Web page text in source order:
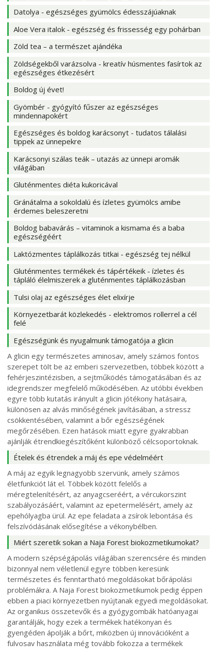
Datolya - egészséges gyümölcs édesszájúaknak
Aloe Vera italok - egészség és frissesség egy pohárban
Zöld tea – a természet ajándéka
Zöldségekből varázsolva - kreatív húsmentes fasírtok az
egészséges étkezésért
Boldog új évet!
Gyömbér - gyógyító fűszer az egészséges
mindennapokért
Egészséges és boldog karácsonyt - tudatos tálalási
tippek az ünnepekre
Karácsonyi szálas teák – utazás az ünnepi aromák
világában
Gluténmentes diéta kukoricával
Gránátalma a sokoldalú és ízletes gyümölcs amibe
érdemes beleszeretni
Boldog babavárás – vitaminok a kismama és a baba
egészségéért
Laktózmentes táplálkozás titkai - egészség tej nélkül
Gluténmentes termékek és tápértékeik - ízletes és
tápláló élelmiszerek a gluténmentes táplálkozásban
Tulsi olaj az egészséges élet elixírje
Környezetbarát közlekedés - elektromos rollerrel a cél
felé
Egészségünk és nyugalmunk támogatója a glicin
A glicin egy természetes aminosav, amely számos fontos
szerepet tölt be az emberi szervezetben, többek között a
fehérjeszintézisben, a sejtműködés támogatásában és az
idegrendszer megfelelő működésében. Az utóbbi években
egyre több kutatás irányult a glicin jótékony hatásaira,
különösen az alvás minőségének javításában, a stressz
csökkentésében, valamint a bőr egészségének
megőrzésében. Ezen hatások miatt egyre gyakrabban
ajánlják étrendkiegészítőként különböző célcsoportoknak.
Ételek és étrendek a máj és epe védelméért
A máj az egyik legnagyobb szervünk, amely számos
életfunkciót lát el. Többek között felelős a
méregtelenítésért, az anyagcseréért, a vércukorszint
szabályozásáért, valamint az epetermelésért, amely az
epehólyagba ürül. Az epe feladata a zsírok lebontása és
felszívódásának elősegítése a vékonybélben.
Miért szeretik sokan a Naja Forest biokozmetikumokat?
A modern szépségápolás világában szerencsére és minden
bizonnyal nem véletlenül egyre többen keresünk
természetes és fenntartható megoldásokat bőrápolási
problémákra. A Naja Forest biokozmetikumok pedig éppen
ebben a piaci környezetben nyújtanak egyedi megoldásokat.
Az organikus összetevők és a gyógygombák hatóanyagai
garantálják, hogy ezek a termékek hatékonyan és
gyengéden ápolják a bőrt, miközben új innovációként a
fulvosav használata még tovább fokozza a termékek